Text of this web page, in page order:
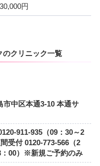
円
のクリニック一覧
市中区本通3-10 本通サ
911-935（09：30～2
受付 0120-773-566（2
：00）※新規ご予約のみ